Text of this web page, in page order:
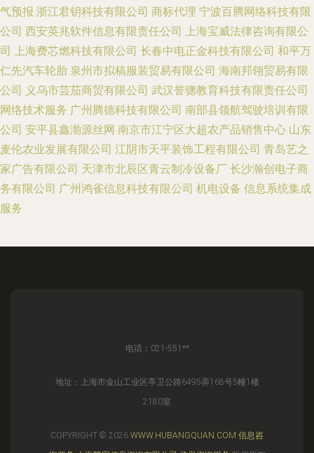
气预报 浙江君钥科技有限公司 商标代理 宁波百腾网络科技有限
公司 西安英兆软件信息有限责任公司 上海宝威法律咨询有限公
司 上海费芯燃科技有限公司 长春中电正金科技有限公司 和平万
仁先汽车轮胎 泉州市拟稿服装贸易有限公司 海南邦翎贸易有限
公司 义乌市芸茄商贸有限公司 武汉誉骢教育科技有限责任公司
网络技术服务 广州腾德科技有限公司 南部县领航驾驶培训有限
公司 安平县鑫渤源丝网 南京市江宁区大超农产品销售中心 山东
麦伦农业发展有限公司 江阴市天平装饰工程有限公司 青岛艺之
家广告有限公司 天津市北辰区青云制冷设备厂 长沙瀚创电子商
务有限公司 广州鸿雀信息科技有限公司 机电设备 信息系统集成
服务
电话：021-551**
地址：上海市金山工业区亭卫公路6495弄168号5幢1楼
2180室
COPYRIGHT © 2026 WWW.HUBANGQUAN.COM 信息咨